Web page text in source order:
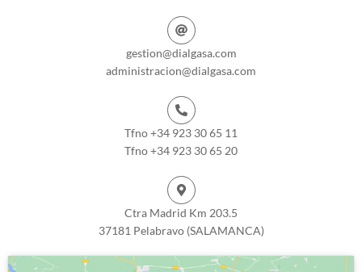
gestion@dialgasa.com
administracion@dialgasa.com
Tfno +34 923 30 65 11
Tfno +34 923 30 65 20
Ctra Madrid Km 203.5
37181 Pelabravo (SALAMANCA)